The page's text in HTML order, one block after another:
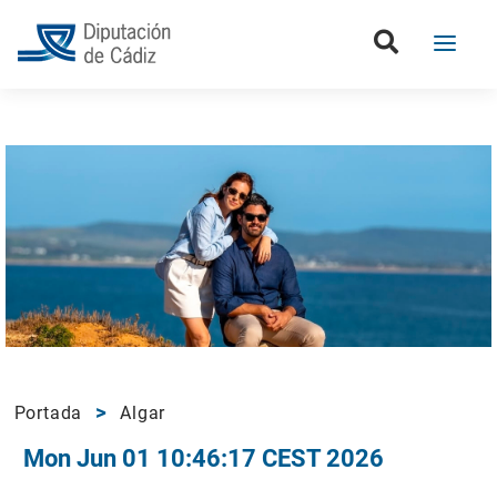
Portada Algar
Mon Jun 01 10:46:17 CEST 2026